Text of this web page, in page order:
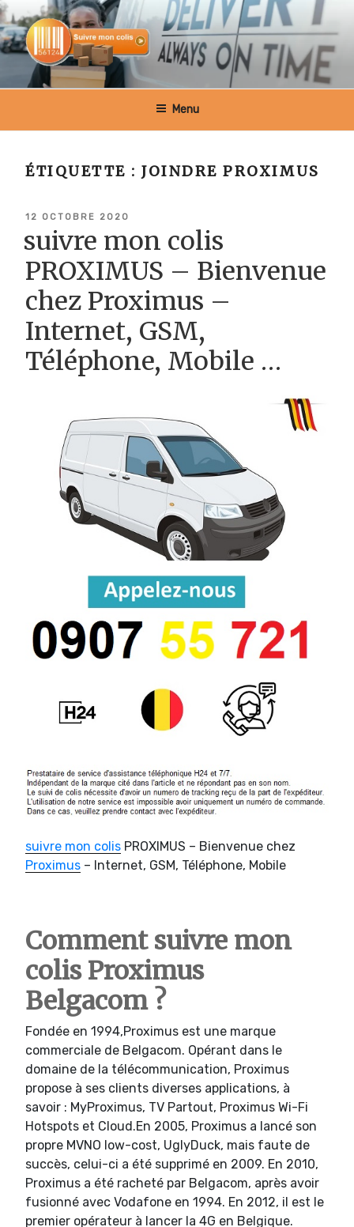
Aller
au
contenu
principal
SUIVRE MON COLIS BELGIQUE
Menu
ÉTIQUETTE :JOINDRE PROXIMUS
PUBLIÉ
12 OCTOBRE 2020
suivre mon colis
PROXIMUS – Bienvenue
chez Proximus –
Internet, GSM,
Téléphone, Mobile …
suivre mon colis PROXIMUS – Bienvenue chez
Proximus – Internet, GSM, Téléphone, Mobile
Comment suivre mon
colis Proximus
Belgacom ?
Fondée en 1994,Proximus est une marque
commerciale de Belgacom. Opérant dans le
domaine de la télécommunication, Proximus
propose à ses clients diverses applications, à
savoir : MyProximus, TV Partout, Proximus Wi-Fi
Hotspots et Cloud.En 2005, Proximus a lancé son
propre MVNO low-cost, UglyDuck, mais faute de
succès, celui-ci a été supprimé en 2009. En 2010,
Proximus a été racheté par Belgacom, après avoir
fusionné avec Vodafone en 1994. En 2012, il est le
premier opérateur à lancer la 4G en Belgique.